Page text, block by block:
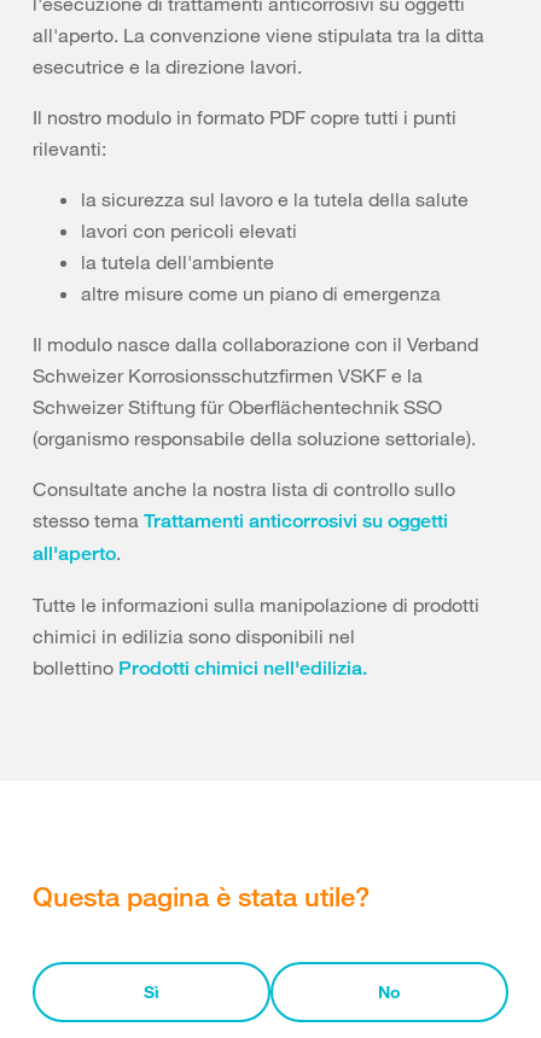
all'aperto. La convenzione viene stipulata tra la ditta
esecutrice e la direzione lavori.
Il nostro modulo in formato PDF copre tutti i punti
rilevanti:
la sicurezza sul lavoro e la tutela della salute
lavori con pericoli elevati
la tutela dell'ambiente
altre misure come un piano di emergenza
Il modulo nasce dalla collaborazione con il Verband
Schweizer Korrosionsschutzfirmen VSKF e la
Schweizer Stiftung für Oberflächentechnik SSO
(organismo responsabile della soluzione settoriale).
Consultate anche la nostra lista di controllo sullo
stesso tema Trattamenti anticorrosivi su oggetti
all'aperto.
Tutte le informazioni sulla manipolazione di prodotti
chimici in edilizia sono disponibili nel
bollettino Prodotti chimici nell'edilizia.
Questa pagina è stata utile?
Sì No